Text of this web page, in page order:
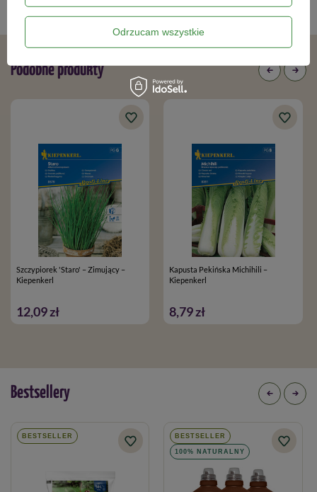
Nasiona warzyw,
Podobne produkty
Szczypiorek 'Staro' – Zimujący –
Kiepenkerl
12,09 zł
Kapusta Pekińska Michihili –
Kiepenkerl
8,79 zł
Bestsellery
BESTSELLER BESTSELLER
100% NATURALNY
Odrzucam wszystkie